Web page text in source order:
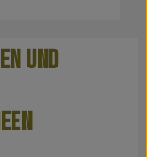
und